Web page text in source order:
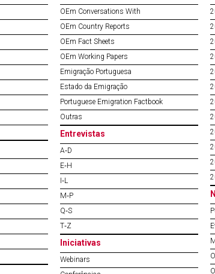
OEm Conversations With
OEm Country Reports
OEm Fact Sheets
OEm Working Papers
Emigração Portuguesa
Estado da Emigração
Portuguese Emigration Factbook
Outras
Entrevistas
A‐D
E‐H
I‐L
M‐P
Q‐S
T‐Z
Iniciativas
Webinars